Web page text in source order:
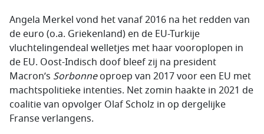
Angela Merkel vond het vanaf 2016 na het redden van
de euro (o.a. Griekenland) en de EU-Turkije
vluchtelingendeal welletjes met haar vooroplopen in
de EU. Oost-Indisch doof bleef zij na president
Macron’s Sorbonneoproep van 2017 voor een EU met
machtspolitieke intenties. Net zomin haakte in 2021 de
coalitie van opvolger Olaf Scholz in op dergelijke
Franse verlangens.